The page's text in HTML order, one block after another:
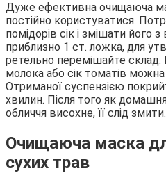
Дуже ефективна очищаюча
постійно користуватися.
помідорів сік і змішати його
приблизно 1 ст. ложка, для
ретельно перемішайте
молока або сік томатів можна
Отриманої суспензією
хвилин. Після того як
обличчя висохне, її слід змити.
Очищаюча маска
сухих трав